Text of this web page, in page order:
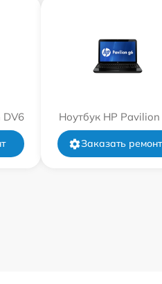
DV6 Ноутбук HP Pavilion
Заказать ремонт